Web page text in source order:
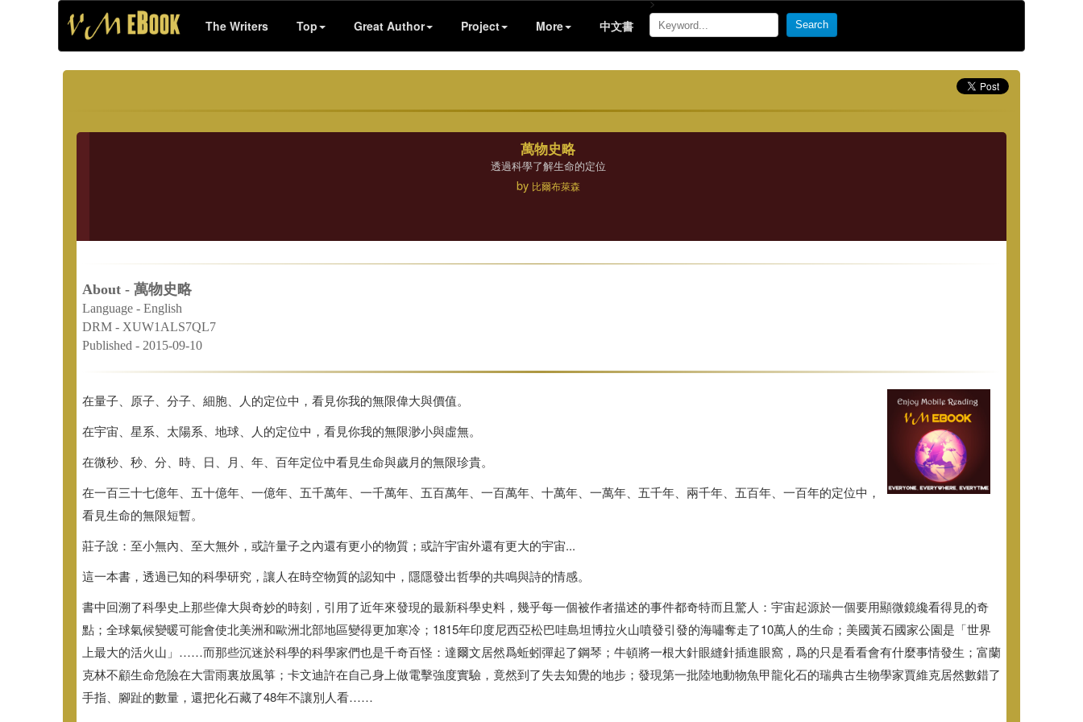
The Writers Top Great Author Project More 中文書
萬物史略
透過科學了解生命的定位
by 比爾布萊森
About - 萬物史略
Language - English
DRM - XUW1ALS7QL7
Published - 2015-09-10
在量子、原子、分子、細胞、人的定位中， 看見你我的無限偉大與價值。
在宇宙、星系、太陽系、地球、人的定位中， 看見你我的無限渺小與虛無。
在微秒、秒、分、時、日、月、年、 百年定位中看見生命與歲月的無限珍貴。
在一百三十七億年、五十億年、一億年、五千萬年、一千萬年、 五百萬年、一百萬年、十萬年、一萬年、五千年、兩千年、五百年、 一百年的定位中，
看見生命的無限短暫。
莊子說：至小無內、至大無外，或許量子之內還有更小的物質； 或許宇宙外還有更大的宇宙...
這一本書，透過已知的科學研究，讓人在時空物質的認知中， 隱隱發出哲學的共鳴與詩的情感。
書中回溯了科學史上那些偉大與奇妙的時刻， 引用了近年來發現的最新科學史料， 幾乎每一個被作者描述的事件都奇特而且驚人： 宇宙起源於一個要用顯微鏡纔看得見的奇
點； 全球氣候變暖可能會使北美洲和歐洲北部地區變得更加寒冷； 1815年印度尼西亞松巴哇島坦博拉火山噴發引發的海嘯奪走了10萬人的生命；美國黃石國家公園是「世界
上最大的活火山」……而那些沉迷於科學的科學家們也是千奇百怪： 達爾文居然爲蚯蚓彈起了鋼琴；牛頓將一根大針眼縫針插進眼窩， 爲的只是看看會有什麼事情發生； 富蘭
克林不顧生命危險在大雷雨裏放風箏； 卡文迪許在自己身上做電擊強度實驗，竟然到了失去知覺的地步； 發現第一批陸地動物魚甲龍化石的瑞典古生物學家賈維克居然數錯了
手指、腳趾的數量，還把化石藏了48年不讓別人看……